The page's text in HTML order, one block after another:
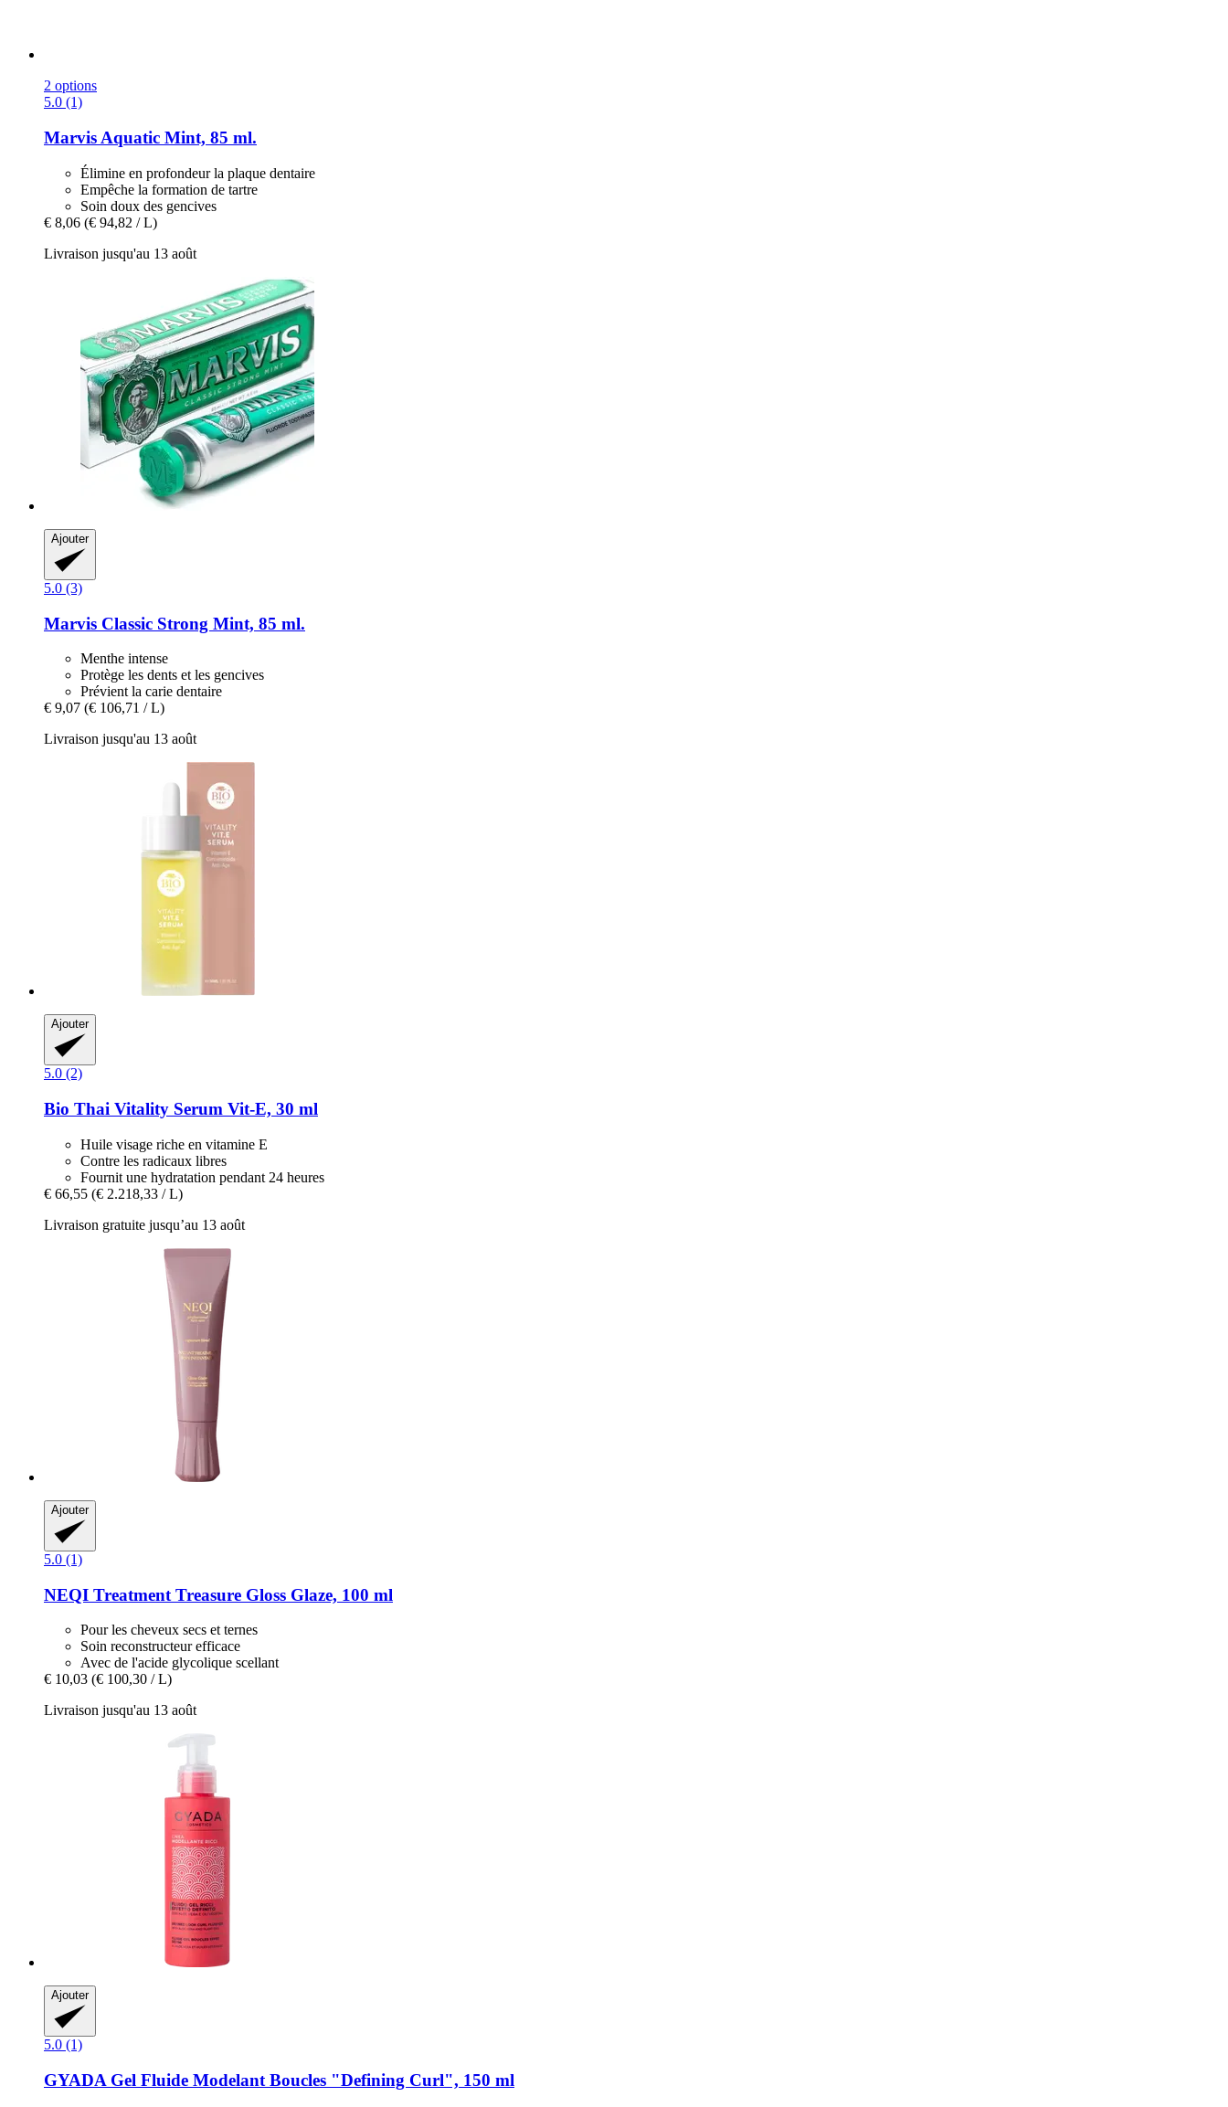
2 options
5.0 (1)
Marvis Aquatic Mint, 85 ml.
Élimine en profondeur la plaque dentaire
Empêche la formation de tartre
Soin doux des gencives
€ 8,06 (€ 94,82 / L)
Livraison jusqu'au 13 août
Ajouter
5.0 (3)
Marvis Classic Strong Mint, 85 ml.
Menthe intense
Protège les dents et les gencives
Prévient la carie dentaire
€ 9,07 (€ 106,71 / L)
Livraison jusqu'au 13 août
Ajouter
5.0 (2)
Bio Thai Vitality Serum Vit-​E, 30 ml
Huile visage riche en vitamine E
Contre les radicaux libres
Fournit une hydratation pendant 24 heures
€ 66,55 (€ 2.218,33 / L)
Livraison gratuite jusqu’au 13 août
Ajouter
5.0 (1)
NEQI Treatment Treasure Gloss Glaze, 100 ml
Pour les cheveux secs et ternes
Soin reconstructeur efficace
Avec de l'acide glycolique scellant
€ 10,03 (€ 100,30 / L)
Livraison jusqu'au 13 août
Ajouter
5.0 (1)
GYADA Gel Fluide Modelant Boucles "Defining Curl", 150 ml